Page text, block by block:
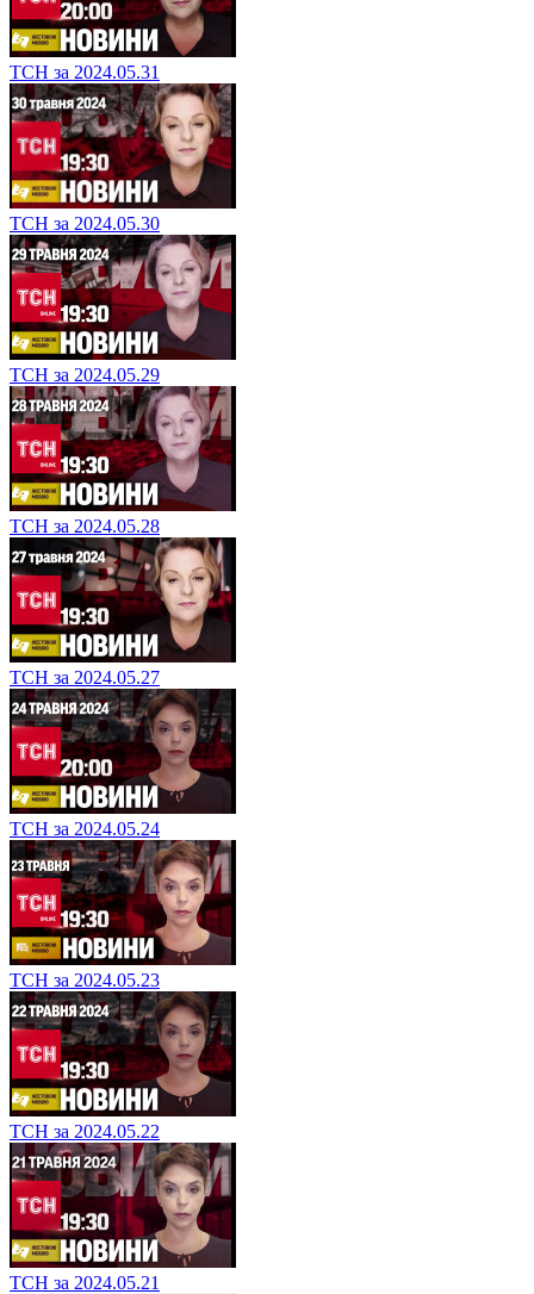
ТСН за 2024.05.31
ТСН за 2024.05.30
ТСН за 2024.05.29
ТСН за 2024.05.28
ТСН за 2024.05.27
ТСН за 2024.05.24
ТСН за 2024.05.23
ТСН за 2024.05.22
ТСН за 2024.05.21